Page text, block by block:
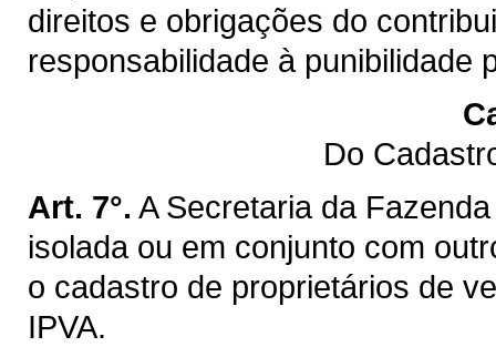
direitos e obrigações do
responsabilidade à punibilidade
Do
Art. 7°. A Secretaria da
isolada ou em conjunto com
o cadastro de proprietários de
IPVA.